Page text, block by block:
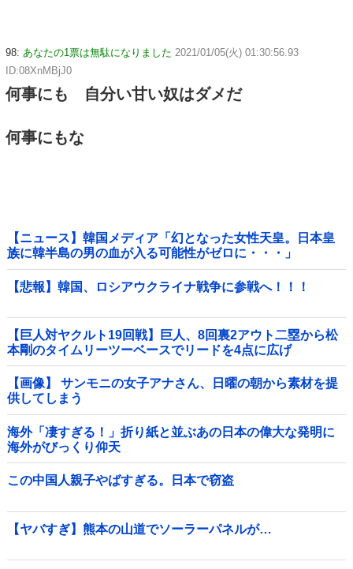
98: あなたの1票は無駄になりました 2021/01/05(火) 01:30:56.93
ID:08XnMBjJ0
何事にも 自分い甘い奴はダメだ
何事にもな
【ニュース】韓国メディア「幻となった女性天皇。日本皇
族に韓半島の男の血が入る可能性がゼロに・・・」
【悲報】韓国、ロシアウクライナ戦争に参戦へ！！！
【巨人対ヤクルト19回戦】巨人、8回裏2アウト二塁から松
本剛のタイムリーツーベースでリードを4点に広げ
る！！！！！！！！他
【画像】 サンモニの女子アナさん、日曜の朝から素材を提
供してしまう
海外「凄すぎる！」折り紙と並ぶあの日本の偉大な発明に
海外がびっくり仰天
この中国人親子やばすぎる。日本で窃盗
【ヤバすぎ】熊本の山道でソーラーパネルが…